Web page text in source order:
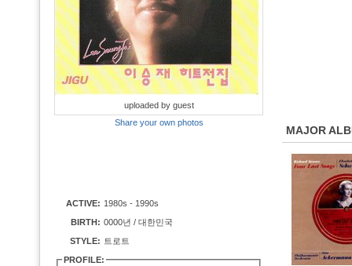
uploaded by guest
Share your own photos
ACTIVE: 1980s - 1990s
BIRTH: 0000년 / 대한민국
STYLE: 트로트
PROFILE:
MAJOR